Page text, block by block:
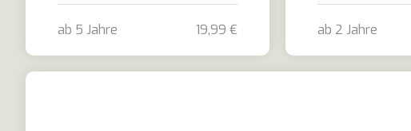
ab 5 Jahre
19,99 €
ab 2 Jahre